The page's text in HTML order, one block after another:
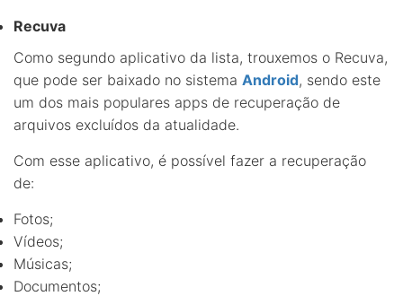
Recuva
Como segundo aplicativo da lista, trouxemos o Recuva,
que pode ser baixado no sistema Android, sendo este
um dos mais populares apps de recuperação de
arquivos excluídos da atualidade.
Com esse aplicativo, é possível fazer a recuperação
de:
Fotos;
Vídeos;
Músicas;
Documentos;